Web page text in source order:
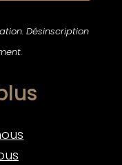
Désinscription